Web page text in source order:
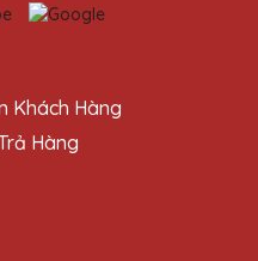
của Quà Tặng
Quà Tặng Pha Lê
chuyên nghiệp. Sẽ
Khách Hàng
Hàng